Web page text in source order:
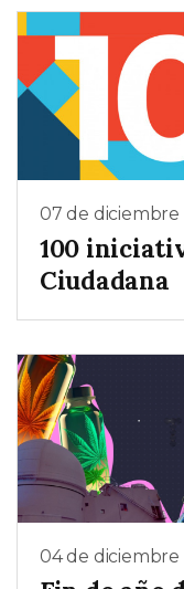
07 de diciembre
100
Ciudadana
04 de diciembre